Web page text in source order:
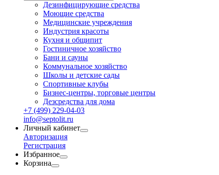
Дезинфицирующие средства
Моющие средства
Медицинские учреждения
Индустрия красоты
Кухня и общипит
Гостиничное хозяйство
Бани и сауны
Коммунальное хозяйство
Школы и детские сады
Спортивные клубы
Бизнес-центры, торговые центры
Дезсредства для дома
+7 (499) 229-04-03
info@septolit.ru
Личный кабинет
Авторизация
Регистрация
Избранное
Корзина